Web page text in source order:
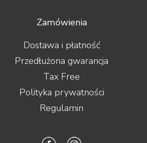
Zamówienia
Dostawa i płatność
Przedłużona gwarancja
Tax Free
Polityka prywatności
Regulamin